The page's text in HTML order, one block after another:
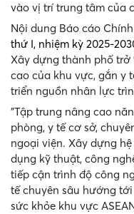
vào vị trí trung tâm của
Nội dung Báo cáo
thứ I, nhiệm kỳ 2025-
Xây dựng thành phố
cao của khu vực, gắn y
triển nguồn nhân lực
"Tập trung nâng cao
phòng, y tế cơ sở,
ngoại viện. Xây dựng
dụng kỹ thuật, công
tiếp cận trình độ công
tế chuyên sâu hướng
sức khỏe khu vực